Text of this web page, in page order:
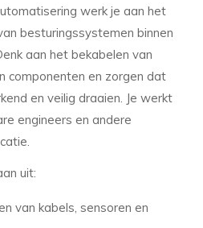
werk je aan het
besturingssystemen binnen
aan het bekabelen van
componenten en zorgen dat
en veilig draaien. Je werkt
engineers en andere
uit:
van kabels, sensoren en